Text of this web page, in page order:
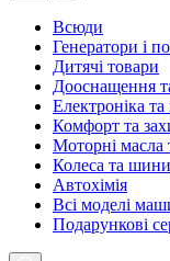
Всюди
Генератори і
Дитячі товари
Дооснащення
Електроніка та
Комфорт та
Моторні масла
Колеса та шини
Автохімія
Всі моделі
Подарункові